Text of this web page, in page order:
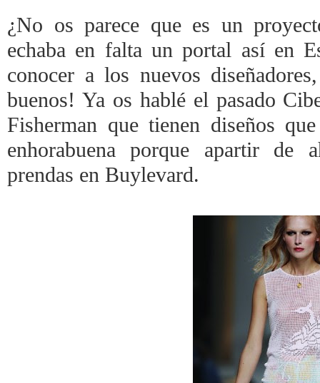
¿No os parece que es un
echaba en falta un portal así en
conocer a los nuevos
buenos! Ya os hablé el pasado
Fisherman que tienen diseños
enhorabuena porque apartir de
prendas en Buylevard.